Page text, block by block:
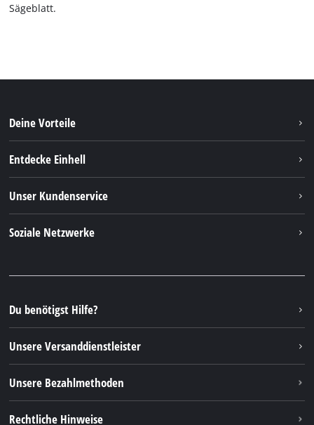
Sägeblatt.
Deine Vorteile
Entdecke Einhell
Einhell Germany AG
Unser Kundenservice
Soziale Netzwerke
Instagram
TikTok
Pinterest
Du benötigst Hilfe?
Unsere Versanddienstleister
Unsere Bezahlmethoden
Rechtliche Hinweise